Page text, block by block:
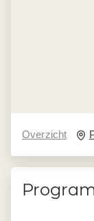
Overzicht